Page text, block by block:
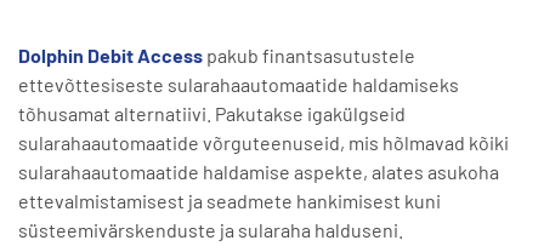
Dolphin Debit Access pakub finantsasutustele
ettevõttesiseste sularahaautomaatide haldamiseks
tõhusamat alternatiivi. Pakutakse igakülgseid
sularahaautomaatide võrguteenuseid, mis hõlmavad kõiki
sularahaautomaatide haldamise aspekte, alates asukoha
ettevalmistamisest ja seadmete hankimisest kuni
süsteemivärskenduste ja sularaha halduseni.